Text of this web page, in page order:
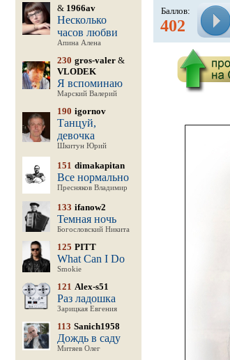
& 1966av
Несколько
часов любви
Апина Алена
230 gros-valer&
VLODEK
Я вспоминаю
Марский Валерий
190 igornov
Танцуй,
девочка
Шкитун Юрий
151 dimakapitan
Все нормально
Пресняков Владимир
133 ifanow2
Темная ночь
Богословский Никита
125 PITT
What Can I Do
Smokie
121 Alex-s51
Раз ладошка
Зарицкая Евгения
113 Sanich1958
Дождь в саду
Митяев Олег
Баллов:
402